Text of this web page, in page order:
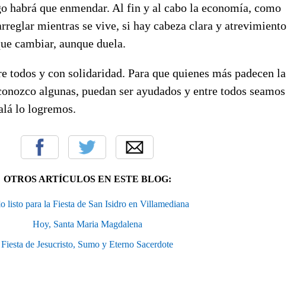
habrá que enmendar. Al fin y al cabo la economía, como
mientras se vive, si hay cabeza clara y atrevimiento
cambiar, aunque duela.
todos y con solidaridad. Para que quienes más padecen la
algunas, puedan ser ayudados y entre todos seamos
lo logremos.
OTROS ARTÍCULOS EN ESTE BLOG:
listo para la Fiesta de San Isidro en Villamediana
Hoy, Santa Maria Magdalena
Fiesta de Jesucristo, Sumo y Eterno Sacerdote